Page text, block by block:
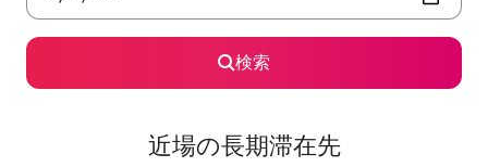
検索
近場の長期滞在先